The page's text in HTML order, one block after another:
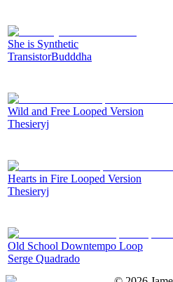
She is Synthetic
TransistorBudddha
Wild and Free Looped Version
Thesieryj
Hearts in Fire Looped Version
Thesieryj
Old School Downtempo Loop
Serge Quadrado